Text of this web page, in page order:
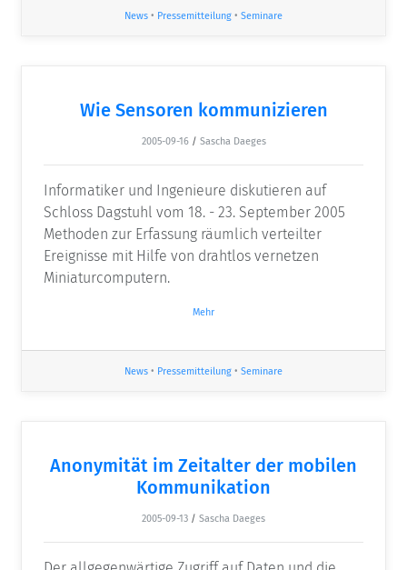
News • Pressemitteilung • Seminare
Wie Sensoren kommunizieren
2005-09-16 / Sascha Daeges
Informatiker und Ingenieure diskutieren auf
Schloss Dagstuhl vom 18. - 23. September 2005
Methoden zur Erfassung räumlich verteilter
Ereignisse mit Hilfe von drahtlos vernetzen
Miniaturcomputern.
Mehr
News • Pressemitteilung • Seminare
Anonymität im Zeitalter der mobilen
Kommunikation
2005-09-13 / Sascha Daeges